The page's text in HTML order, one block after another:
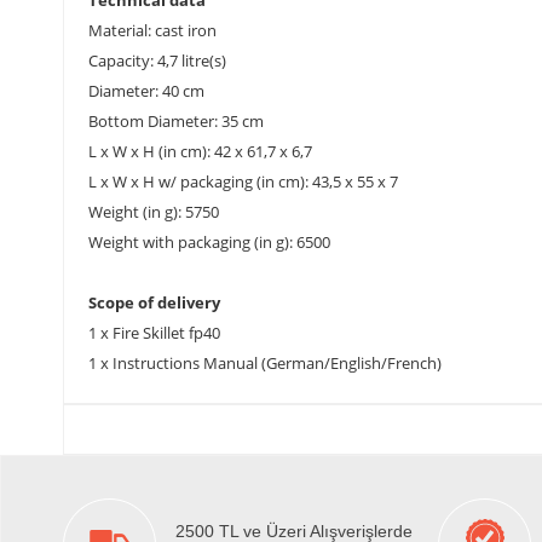
Material: cast iron
Capacity: 4,7 litre(s)
Diameter: 40 cm
Bottom Diameter: 35 cm
L x W x H (in cm): 42 x 61,7 x 6,7
L x W x H w/ packaging (in cm): 43,5 x 55 x 7
Weight (in g): 5750
Weight with packaging (in g): 6500
Scope of delivery
1 x Fire Skillet fp40
1 x Instructions Manual (German/English/French)
2500 TL ve Üzeri Alışverişlerde